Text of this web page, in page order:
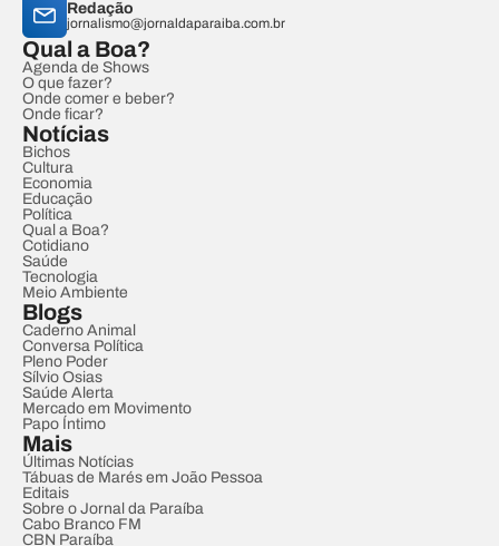
Redação
jornalismo@jornaldaparaiba.com.br
Qual a Boa?
Agenda de Shows
O que fazer?
Onde comer e beber?
Onde ficar?
Notícias
Bichos
Cultura
Economia
Educação
Política
Qual a Boa?
Cotidiano
Saúde
Tecnologia
Meio Ambiente
Blogs
Caderno Animal
Conversa Política
Pleno Poder
Sílvio Osias
Saúde Alerta
Mercado em Movimento
Papo Íntimo
Mais
Últimas Notícias
Tábuas de Marés em João Pessoa
Editais
Sobre o Jornal da Paraíba
Cabo Branco FM
CBN Paraíba